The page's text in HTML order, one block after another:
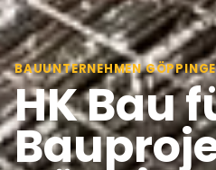
BAUUNTERNEHMEN
HK Bau